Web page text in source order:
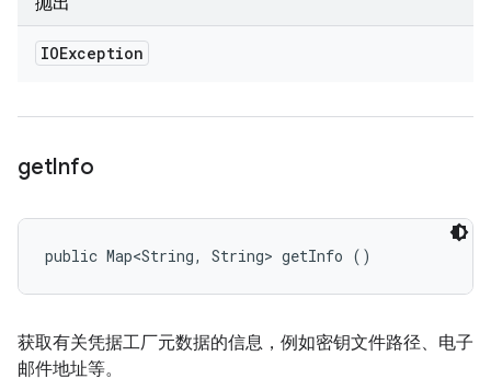
IOException
getInfo
public Map<String, String> getInfo ()
获取有关凭据工厂元数据的信息，例如密钥文件路径、电子
邮件地址等。